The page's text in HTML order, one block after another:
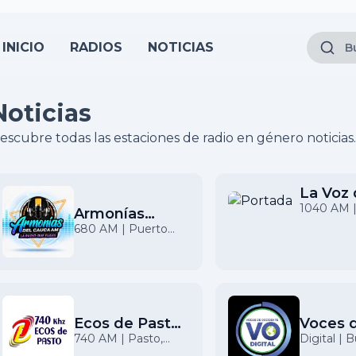
INICIO RADIOS NOTICIAS
todas las estaciones de radio en género noticias.
Armonías
Cauca
680 AM | Puerto
La Voz
Norte
1040 AM
Ecos de Pasto
AM
740 AM | Pasto,
Voces
Digital |